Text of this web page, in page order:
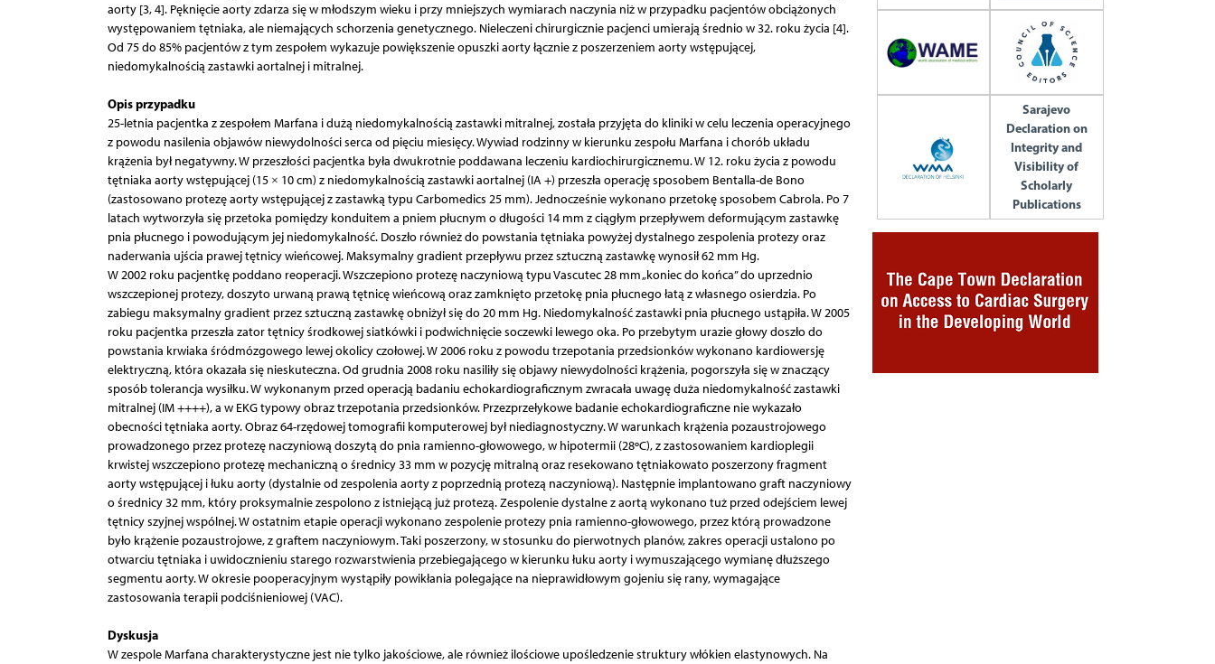
aorty [3, 4]. Pęknięcie aorty zdarza się w młodszym wieku i przy mniejszych wymiarach naczynia niż w przypadku pacjentów obciążonych
występowaniem tętniaka, ale niemających schorzenia genetycznego. Nieleczeni chirurgicznie pacjenci umierają średnio w 32. roku życia [4].
Od 75 do 85% pacjentów z tym zespołem wykazuje powiększenie opuszki aorty łącznie z poszerzeniem aorty wstępującej,
niedomykalnością zastawki aortalnej i mitralnej.
Opis przypadku
25-letnia pacjentka z zespołem Marfana i dużą niedomykalnością zastawki mitralnej, została przyjęta do kliniki w celu leczenia operacyjnego
z powodu nasilenia objawów niewydolności serca od pięciu miesięcy. Wywiad rodzinny w kierunku zespołu Marfana i chorób układu
krążenia był negatywny. W przeszłości pacjentka była dwukrotnie poddawana leczeniu kardiochirurgicznemu. W 12. roku życia z powodu
tętniaka aorty wstępującej (15 × 10 cm) z niedomykalnością zastawki aortalnej (IA +) przeszła operację sposobem Bentalla-de Bono
(zastosowano protezę aorty wstępującej z zastawką typu Carbomedics 25 mm). Jednocześnie wykonano przetokę sposobem Cabrola. Po 7
latach wytworzyła się przetoka pomiędzy konduitem a pniem płucnym o długości 14 mm z ciągłym przepływem deformującym zastawkę
pnia płucnego i powodującym jej niedomykalność. Doszło również do powstania tętniaka powyżej dystalnego zespolenia protezy oraz
naderwania ujścia prawej tętnicy wieńcowej. Maksymalny gradient przepływu przez sztuczną zastawkę wynosił 62 mm Hg.
W 2002 roku pacjentkę poddano reoperacji. Wszczepiono protezę naczyniową typu Vascutec 28 mm „koniec do końca” do uprzednio
wszczepionej protezy, doszyto urwaną prawą tętnicę wieńcową oraz zamknięto przetokę pnia płucnego łatą z własnego osierdzia. Po
zabiegu maksymalny gradient przez sztuczną zastawkę obniżył się do 20 mm Hg. Niedomykalność zastawki pnia płucnego ustąpiła. W 2005
roku pacjentka przeszła zator tętnicy środkowej siatkówki i podwichnięcie soczewki lewego oka. Po przebytym urazie głowy doszło do
powstania krwiaka śródmózgowego lewej okolicy czołowej. W 2006 roku z powodu trzepotania przedsionków wykonano kardiowersję
elektryczną, która okazała się nieskuteczna. Od grudnia 2008 roku nasiliły się objawy niewydolności krążenia, pogorszyła się w znaczący
sposób tolerancja wysiłku. W wykonanym przed operacją badaniu echokardiograficznym zwracała uwagę duża niedomykalność zastawki
mitralnej (IM ++++), a w EKG typowy obraz trzepotania przedsionków. Przezprzełykowe badanie echokardiograficzne nie wykazało
obecności tętniaka aorty. Obraz 64-rzędowej tomografii komputerowej był niediagnostyczny. W warunkach krążenia pozaustrojowego
prowadzonego przez protezę naczyniową doszytą do pnia ramienno-głowowego, w hipotermii (28ºC), z zastosowaniem kardioplegii
krwistej wszczepiono protezę mechaniczną o średnicy 33 mm w pozycję mitralną oraz resekowano tętniakowato poszerzony fragment
aorty wstępującej i łuku aorty (dystalnie od zespolenia aorty z poprzednią protezą naczyniową). Następnie implantowano graft naczyniowy
o średnicy 32 mm, który proksymalnie zespolono z istniejącą już protezą. Zespolenie dystalne z aortą wykonano tuż przed odejściem lewej
tętnicy szyjnej wspólnej. W ostatnim etapie operacji wykonano zespolenie protezy pnia ramienno-głowowego, przez którą prowadzone
było krążenie pozaustrojowe, z graftem naczyniowym. Taki poszerzony, w stosunku do pierwotnych planów, zakres operacji ustalono po
otwarciu tętniaka i uwidocznieniu starego rozwarstwienia przebiegającego w kierunku łuku aorty i wymuszającego wymianę dłuższego
segmentu aorty. W okresie pooperacyjnym wystąpiły powikłania polegające na nieprawidłowym gojeniu się rany, wymagające
zastosowania terapii podciśnieniowej (VAC).
Dyskusja
W zespole Marfana charakterystyczne jest nie tylko jakościowe, ale również ilościowe upośledzenie struktury włókien elastynowych. Na
Sarajevo
Declaration on
Integrity and
Visibility of
Scholarly
Publications